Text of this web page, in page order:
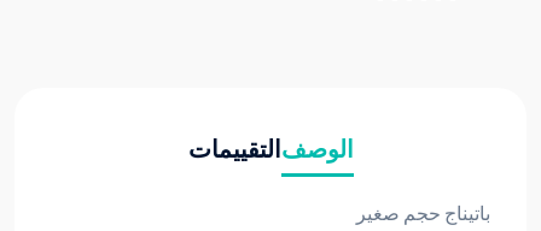
الوصفالتقييمات
باتيناج حجم صغير